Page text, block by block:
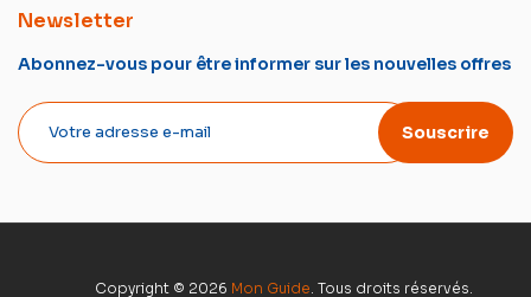
Newsletter
Abonnez-vous pour être informer sur les nouvelles offres
Souscrire
Copyright © 2026 Mon Guide . Tous droits réservés.